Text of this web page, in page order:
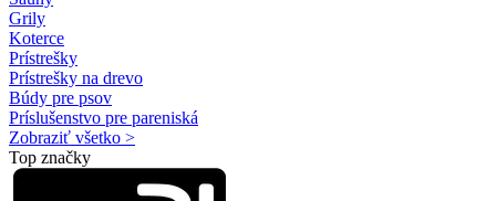
Grily
Koterce
Prístrešky
Prístrešky na drevo
Búdy pre psov
Príslušenstvo pre pareniská
Zobraziť všetko >
Top značky